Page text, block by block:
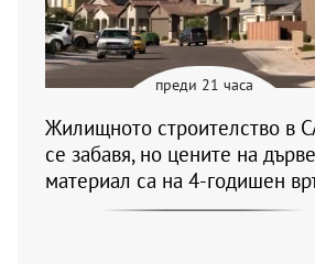
преди 21 часа
Жилищното строителство в
се забавя, но цените на
материал са на 4-годишен